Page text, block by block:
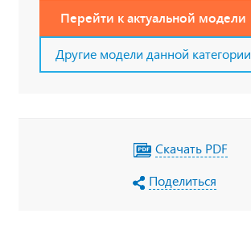
Перейти к актуальной модели
Другие модели данной категории
Скачать PDF
Поделиться